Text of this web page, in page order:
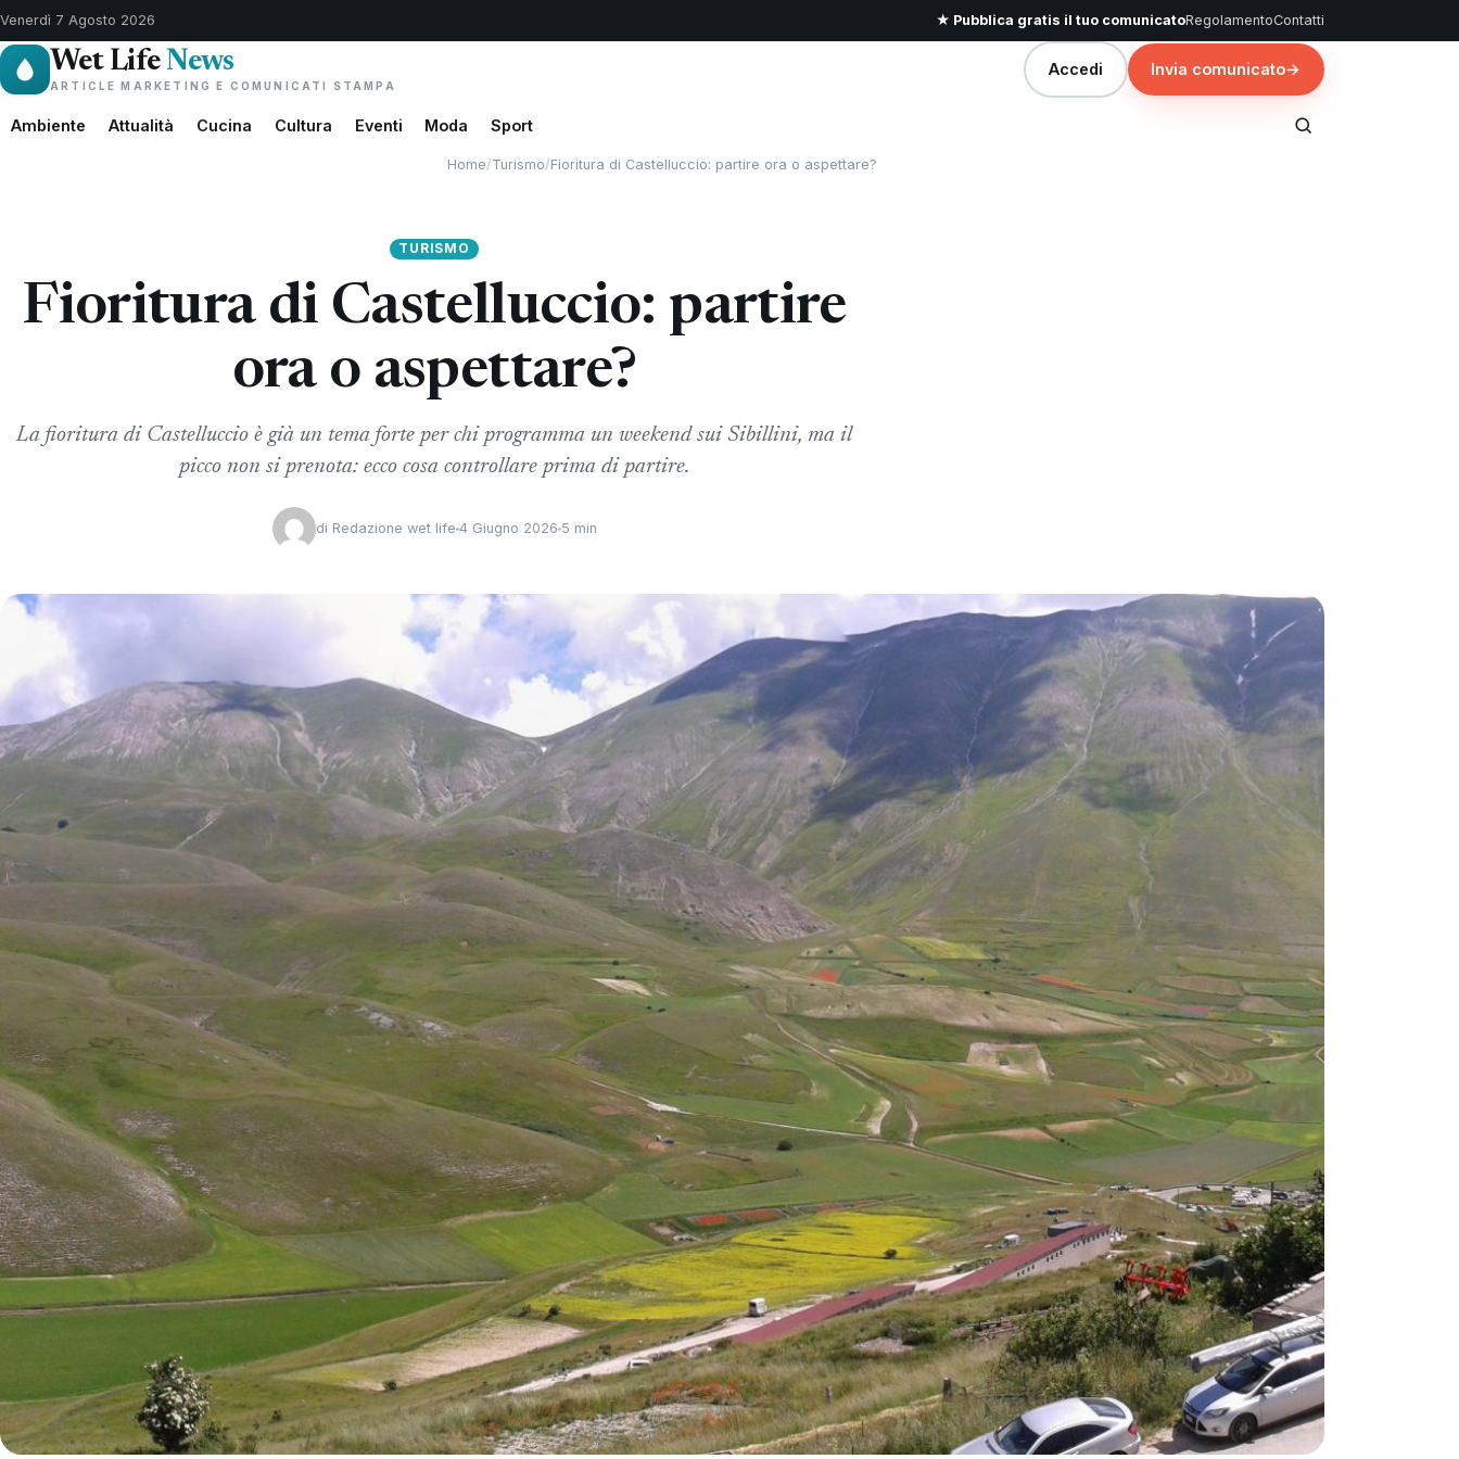
Venerdì 7 Agosto 2026 ★ Pubblica gratis il tuo comunicatoRegolamentoContatti
Wet LifeNews
ARTICLE MARKETING E COMUNICATI STAMPA
Accedi Invia comunicato→
Ambiente Attualità Cucina Cultura Eventi Moda Sport
Home/Turismo/Fioritura di Castelluccio: partire ora o aspettare?
TURISMO
Fioritura di Castelluccio: partire
ora o aspettare?
La fioritura di Castelluccio è già un tema forte per chi programma un weekend sui Sibillini, ma il
picco non si prenota: ecco cosa controllare prima di partire.
di Redazione wet life 4 Giugno 2026 5 min